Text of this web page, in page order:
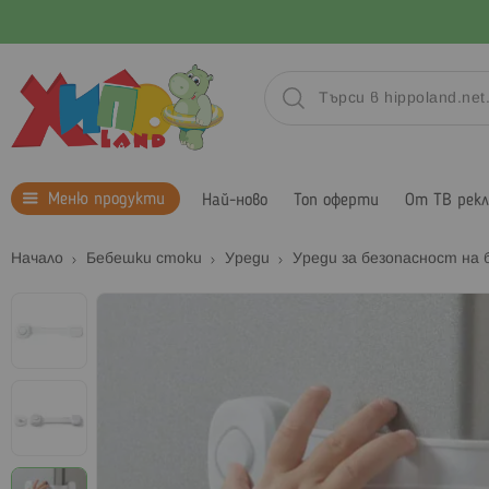
Меню продукти Най-ново Топ оферти От ТВ
Начало Бебешки стоки Уреди Уреди за безопасност на